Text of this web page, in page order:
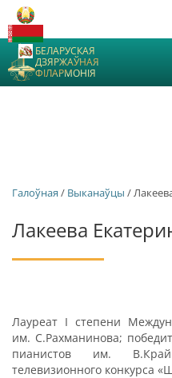
БЕЛАРУСКАЯ
ДЗЯРЖАЎНАЯ
ФІЛАРМОНІЯ
Галоўная / Выканаўцы /
Лакеева
Лауреат I степени
им. С.Рахманинова;
пианистов им.
телевизионного конкурса